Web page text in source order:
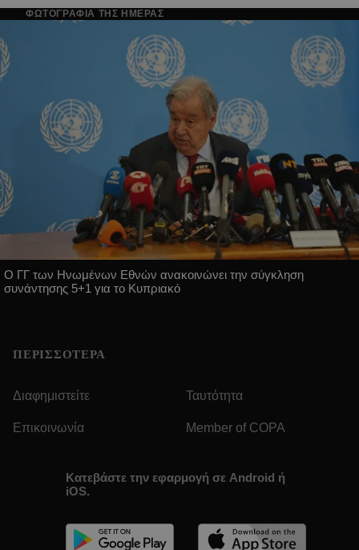
ΦΩΤΟΓΡΑΦΙΑ ΤΗΣ ΗΜΕΡΑΣ
Ο ΓΓ των Ηνωμένων Εθνών ανακοινώνει την σύγκληση
συνάντησης 5+1 για το Κυπριακό
ΠΕΡΙΣΣΟΤΕΡΑ
Διαφημιστείτε Ταυτότητα
Επικοινωνία Member of COPA
Κατεβάστε την εφαρμογή σε Android ή
iOS.